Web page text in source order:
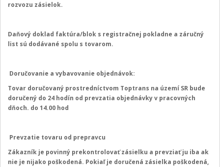
rozvozu zásielok.
Daňový doklad faktúra/blok s registračnej pokladne a záručný
list sú dodávané spolu s tovarom.
Doručovanie a vybavovanie objednávok:
Tovar doručovaný prostredníctvom Toptrans na území SR bude
doručený do 24 hodín od prevzatia objednávky v pracovných
dňoch. do 14.00 hod
Prevzatie tovaru od prepravcu
Zákazník je povinný prekontrolovať zásielku a prevziať ju iba ak
nie je nijako poškodená. Pokiaľ je doručená zásielka poškodená,